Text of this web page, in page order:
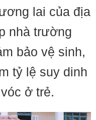
lai của địa
nhà trường
bảo vệ sinh,
tỷ lệ suy dinh
ở trẻ.